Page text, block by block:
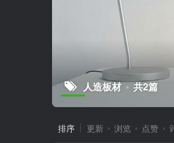
人造板材 共2篇
排序 更新 浏览 点赞